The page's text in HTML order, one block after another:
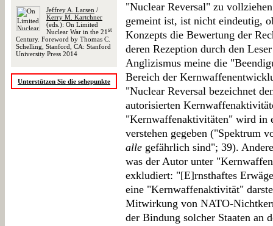
Jeffrey A. Larsen /
Kerry M. Kartchner
(eds.): On Limited
Nuclear War in the 21 st
Century. Foreword by Thomas C.
Schelling, Stanford, CA: Stanford
University Press 2014
Unterstützen Sie die sehepunkte
"Nuclear Reversal" zu
gemeint ist, ist nicht eindeutig,
Konzepts die Bewertung der
deren Rezeption durch den
Anglizismus meine die
Bereich der
"Nuclear Reversal bezeichnet
autorisierten
"Kernwaffenaktivitäten" wird in
verstehen gegeben ("Spektrum
alle gefährlich sind"; 39).
was der Autor unter
exkludiert: "[E]rnsthaftes
eine "Kernwaffenaktivität"
Mitwirkung von NATO-
der Bindung solcher Staaten an